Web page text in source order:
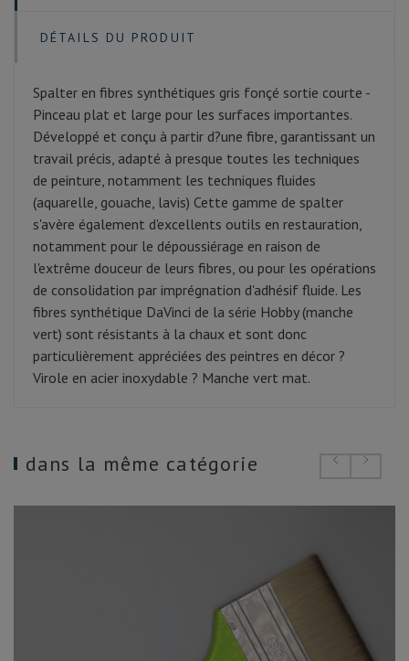
DÉTAILS DU PRODUIT
Spalter en fibres synthétiques gris fonçé sortie courte -
Pinceau plat et large pour les surfaces importantes.
Développé et conçu à partir d?une fibre, garantissant un
travail précis, adapté à presque toutes les techniques
de peinture, notamment les techniques fluides
(aquarelle, gouache, lavis) Cette gamme de spalter
s'avère également d'excellents outils en restauration,
notamment pour le dépoussiérage en raison de
l'extrême douceur de leurs fibres, ou pour les opérations
de consolidation par imprégnation d'adhésif fluide. Les
fibres synthétique DaVinci de la série Hobby (manche
vert) sont résistants à la chaux et sont donc
particulièrement appréciées des peintres en décor ?
Virole en acier inoxydable ? Manche vert mat.
dans la même catégorie